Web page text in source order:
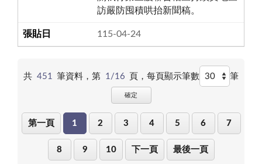
訪嚴防囤積哄抬新聞稿。
115-04-24
共 451 筆資料，第 1/16 頁，每頁顯示筆數 筆
確定
第一頁 1 2 3 4 5 6 7
8 9 10 下一頁 最後一頁